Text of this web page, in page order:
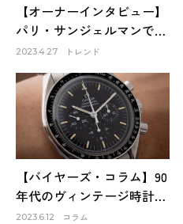
【オーナーインタビュー】
パリ・サンジェルマンで出
会ったロレックスは生涯1
本だけのお気に入り～
HACHIYAクリエイティブデ
ィレクター 蜂谷雅彦
2023.4.27 トレンド
【バイヤーズ・コラム】90
年代のヴィンテージ時計が
オススメな理由
2023.6.12 コラム